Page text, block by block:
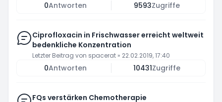
0Antworten 9593Zugriffe
Ciprofloxacin in Frischwasser erreicht weltweit
bedenkliche Konzentration
Letzter Beitrag von spacerat » 22.02.2019, 17:40
0Antworten 10431Zugriffe
FQs verstärken Chemotherapie